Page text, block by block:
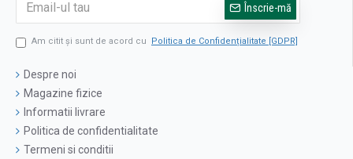
Înscrie-mă
Am citit şi sunt de acord cu Politica de Confidențialitate [GDPR]
Despre noi
Magazine fizice
Informatii livrare
Politica de confidentialitate
Termeni si conditii